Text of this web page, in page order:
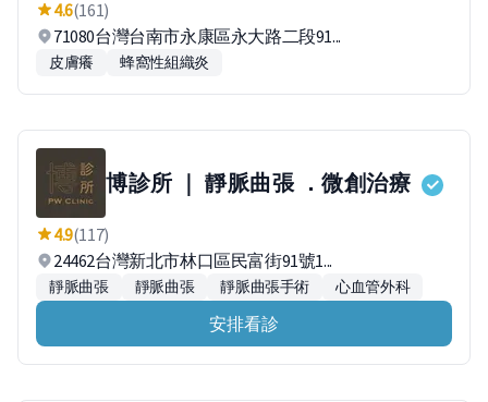
4.6(161)
71080台灣台南市永康區永大路二段91...
皮膚癢 蜂窩性組織炎
博診所 ｜ 靜脈曲張 ．微創治療
4.9(117)
24462台灣新北市林口區民富街91號1...
靜脈曲張 靜脈曲張 靜脈曲張手術 心血管外科
安排看診